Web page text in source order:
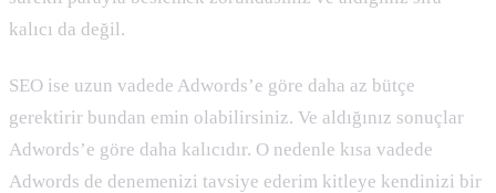
kalıcı da değil.
SEO ise uzun vadede Adwords’e göre daha az bütçe
gerektirir bundan emin olabilirsiniz. Ve aldığınız sonuçlar
Adwords’e göre daha kalıcıdır. O nedenle kısa vadede
Adwords de denemenizi tavsiye ederim kitleye kendinizi bir